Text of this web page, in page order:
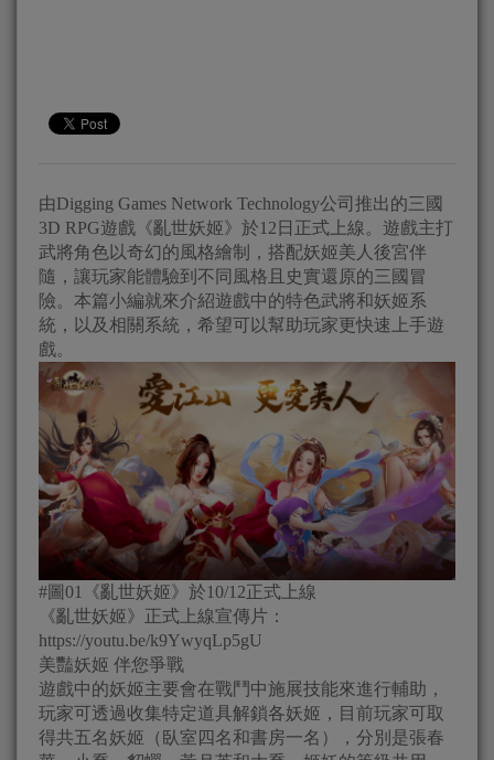
由Digging Games Network Technology公司推出的三國
3D RPG遊戲《亂世妖姬》於12日正式上線。遊戲主打
武將角色以奇幻的風格繪制，搭配妖姬美人後宮伴
隨，讓玩家能體驗到不同風格且史實還原的三國冒
險。本篇小編就來介紹遊戲中的特色武將和妖姬系
統，以及相關系統，希望可以幫助玩家更快速上手遊
戲。
#圖01《亂世妖姬》於10/12正式上線
《亂世妖姬》正式上線宣傳片：
https://youtu.be/k9YwyqLp5gU
美豔妖姬 伴您爭戰
遊戲中的妖姬主要會在戰鬥中施展技能來進行輔助，
玩家可透過收集特定道具解鎖各妖姬，目前玩家可取
得共五名妖姬（臥室四名和書房一名），分別是張春